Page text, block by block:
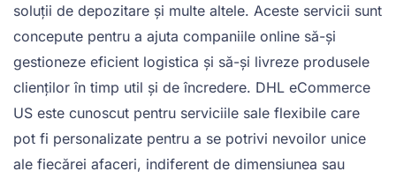
soluții de depozitare și multe altele. Aceste servicii sunt
concepute pentru a ajuta companiile online să-și
gestioneze eficient logistica și să-și livreze produsele
clienților în timp util și de încredere. DHL eCommerce
US este cunoscut pentru serviciile sale flexibile care
pot fi personalizate pentru a se potrivi nevoilor unice
ale fiecărei afaceri, indiferent de dimensiunea sau